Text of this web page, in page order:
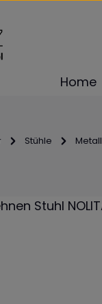
Home
Stühle Metall